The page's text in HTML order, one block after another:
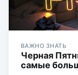
ВАЖНО ЗНАТЬ
Черная
самые